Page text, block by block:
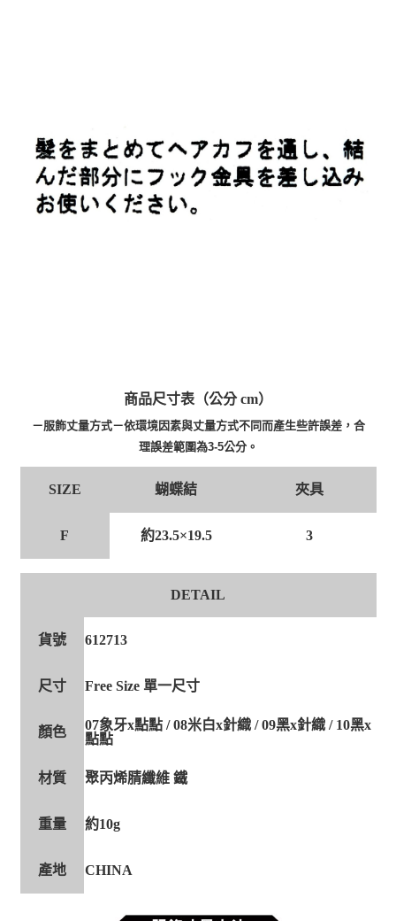
商品尺寸表（公分 cm）
－服飾丈量方式－依環境因素與丈量方式不同而產生些許誤差，合
理誤差範圍為3-5公分。
SIZE 蝴蝶結 夾具
F 約23.5×19.5 3
DETAIL
貨號 612713
尺寸 Free Size 單一尺寸
顏色
07象牙x點點 / 08米白x針織 / 09黑x針織 / 10黑x
點點
材質 聚丙烯腈纖維 鐵
重量 約10g
產地 CHINA